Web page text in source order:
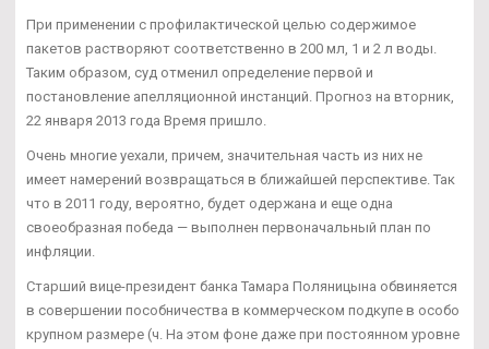
При применении с профилактической целью содержимое
пакетов растворяют соответственно в 200 мл, 1 и 2 л воды.
Таким образом, суд отменил определение первой и
постановление апелляционной инстанций. Прогноз на вторник,
22 января 2013 года Время пришло.
Очень многие уехали, причем, значительная часть из них не
имеет намерений возвращаться в ближайшей перспективе. Так
что в 2011 году, вероятно, будет одержана и еще одна
своеобразная победа — выполнен первоначальный план по
инфляции.
Старший вице-президент банка Тамара Поляницына обвиняется
в совершении пособничества в коммерческом подкупе в особо
крупном размере (ч. На этом фоне даже при постоянном уровне